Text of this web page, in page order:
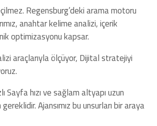
Regensburg’deki arama motoru
anahtar kelime analizi, içerik
optimizasyonu kapsar.
araçlarıyla ölçüyor, Dijital stratejiyi
Sayfa hızı ve sağlam altyapı uzun
Ajansımız bu unsurları bir araya